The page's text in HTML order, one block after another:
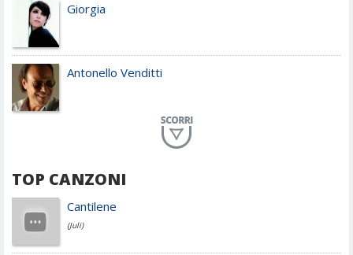
Giorgia
Antonello Venditti
Achille Lauro
TOP CANZONI
Cantilene
(Juli)